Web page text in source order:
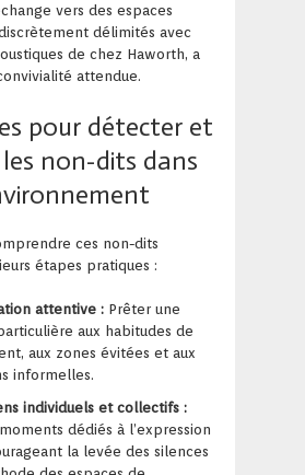
vers des espaces
délimités avec
de chez Haworth, a
attendue.
pour détecter et
non-dits dans
ces non-dits
étapes pratiques :
attentive : Prêter une
aux habitudes de
aux zones évitées et aux
informelles.
individuels et collectifs :
dédiés à l’expression
la levée des silences